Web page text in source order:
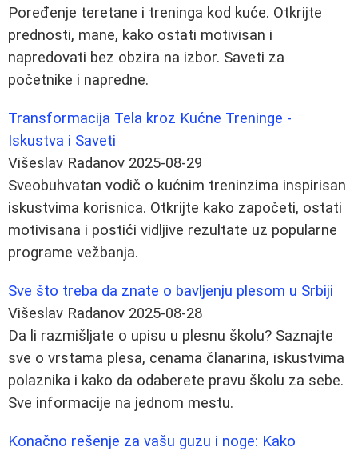
Poređenje teretane i treninga kod kuće. Otkrijte
prednosti, mane, kako ostati motivisan i
napredovati bez obzira na izbor. Saveti za
početnike i napredne.
Transformacija Tela kroz Kućne Treninge -
Iskustva i Saveti
Višeslav Radanov 2025-08-29
Sveobuhvatan vodič o kućnim treninzima inspirisan
iskustvima korisnica. Otkrijte kako započeti, ostati
motivisana i postići vidljive rezultate uz popularne
programe vežbanja.
Sve što treba da znate o bavljenju plesom u Srbiji
Višeslav Radanov 2025-08-28
Da li razmišljate o upisu u plesnu školu? Saznajte
sve o vrstama plesa, cenama članarina, iskustvima
polaznika i kako da odaberete pravu školu za sebe.
Sve informacije na jednom mestu.
Konačno rešenje za vašu guzu i noge: Kako